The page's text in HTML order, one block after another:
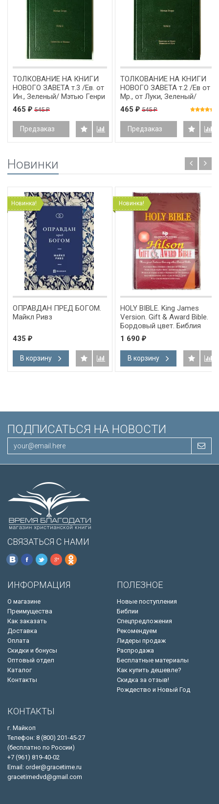
ТОЛКОВАНИЕ НА КНИГИ
НОВОГО ЗАВЕТА т.3 /Ев. от
Ин., Зеленый/ Мэтью Генри
465 ₽ 545₽
Предзаказ
ТОЛКОВАНИЕ НА КНИГИ
НОВОГО ЗАВЕТА т.2 /Ев от
Мр., от Луки, Зеленый/
Мэтью Генри
465 ₽ 545₽
Предзаказ
Новинки
Новинка!
ОПРАВДАН ПРЕД БОГОМ.
Майкл Ривз
435 ₽
В корзину
Новинка!
HOLY BIBLE. King James
Version. Gift & Award Bible.
Бордовый цвет. Библия
Короля Иакова на
английском языке.
Словарь, карты, закладка,
подарочная вкладка, слова
Иисуса выделены красным
1 690 ₽
В корзину
ПОДПИСАТЬСЯ НА НОВОСТИ
СВЯЗАТЬСЯ С НАМИ
ИНФОРМАЦИЯ
О магазине
Преимущества
Как заказать
Доставка
Оплата
Скидки и бонусы
Оптовый отдел
Каталог
Контакты
ПОЛЕЗНОЕ
Новые поступления
Библии
Спецпредложения
Рекомендуем
Лидеры продаж
Распродажа
Бесплатные материалы
Как купить дешевле?
Скидка за отзыв!
Рождество и Новый Год
КОНТАКТЫ
г. Майкоп
Телефон: 8 (800) 201-45-27
(бесплатно по России)
+7 (961) 819-40-02
Email: order@gracetime.ru
gracetimedvd@gmail.com